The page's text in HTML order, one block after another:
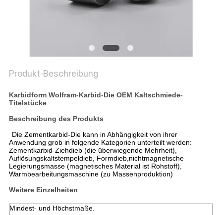
Produkt-Beschreibung
Karbidform Wolfram-Karbid-Die OEM Kaltschmiede-
Titelstücke
Beschreibung des Produkts
Die Zementkarbid-Die kann in Abhängigkeit von ihrer
Anwendung grob in folgende Kategorien unterteilt werden:
Zementkarbid-Ziehdieb (die überwiegende Mehrheit),
Auflösungskaltstempeldieb, Formdieb,nichtmagnetische
Legierungsmasse (magnetisches Material ist Rohstoff),
Warmbearbeitungsmaschine (zu Massenproduktion)
Weitere Einzelheiten
Mindest- und Höchstmaße.